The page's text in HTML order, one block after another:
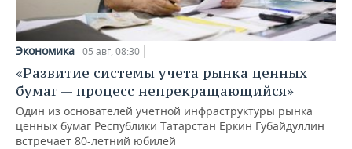
Экономика 05 авг, 08:30
«Развитие системы учета рынка ценных
бумаг — процесс непрекращающийся»
Один из основателей учетной инфраструктуры рынка
ценных бумаг Республики Татарстан Еркин Губайдуллин
встречает 80-летний юбилей